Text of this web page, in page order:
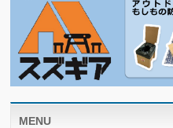
MENU